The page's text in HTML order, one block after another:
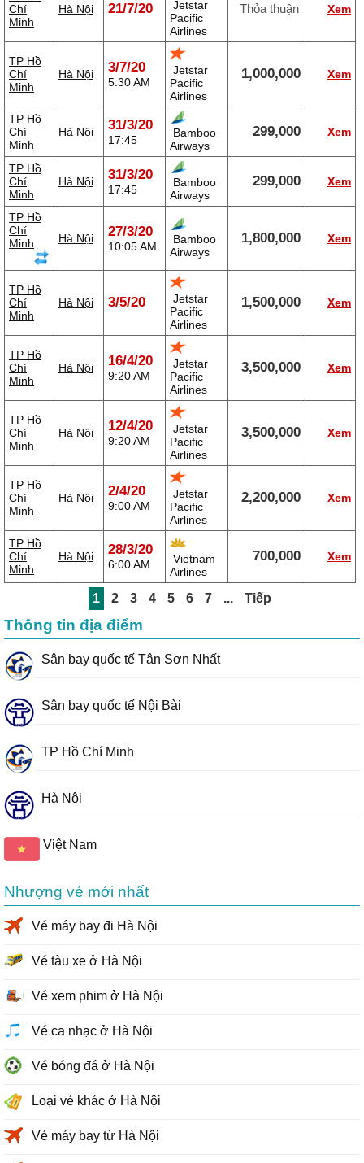
Chí
Minh
Hà Nội 21/7/20
Jetstar
Pacific
Airlines
Thỏa thuận Xem
TP Hồ
Chí
Minh
Hà Nội 3/7/20
5:30 AM
Jetstar
Pacific
Airlines
1,000,000 Xem
TP Hồ
Chí
Minh
Hà Nội 31/3/20
17:45
Bamboo
Airways
299,000 Xem
TP Hồ
Chí
Minh
Hà Nội 31/3/20
17:45
Bamboo
Airways
299,000 Xem
TP Hồ
Chí
Minh
Hà Nội 27/3/20
10:05 AM
Bamboo
Airways
1,800,000 Xem
TP Hồ
Chí
Minh
Hà Nội 3/5/20
Jetstar
Pacific
Airlines
1,500,000 Xem
TP Hồ
Chí
Minh
Hà Nội 16/4/20
9:20 AM
Jetstar
Pacific
Airlines
3,500,000 Xem
TP Hồ
Chí
Minh
Hà Nội 12/4/20
9:20 AM
Jetstar
Pacific
Airlines
3,500,000 Xem
TP Hồ
Chí
Minh
Hà Nội 2/4/20
9:00 AM
Jetstar
Pacific
Airlines
2,200,000 Xem
TP Hồ
Chí
Minh
Hà Nội 28/3/20
6:00 AM
Vietnam
Airlines
700,000 Xem
1 2 3 4 5 6 7 ... Tiếp
Thông tin địa điểm
Sân bay quốc tế Tân Sơn Nhất
Sân bay quốc tế Nội Bài
TP Hồ Chí Minh
Hà Nội
Việt Nam
Nhượng vé mới nhất
Vé máy bay đi Hà Nội
Vé tàu xe ở Hà Nội
Vé xem phim ở Hà Nội
Vé ca nhạc ở Hà Nội
Vé bóng đá ở Hà Nội
Loại vé khác ở Hà Nội
Vé máy bay từ Hà Nội